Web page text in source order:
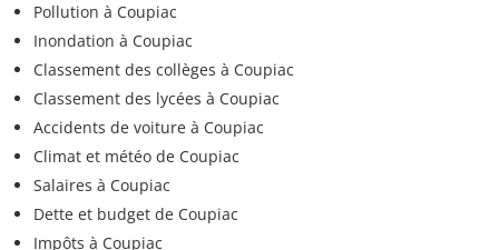
Pollution à Coupiac
Inondation à Coupiac
Classement des collèges à Coupiac
Classement des lycées à Coupiac
Accidents de voiture à Coupiac
Climat et météo de Coupiac
Salaires à Coupiac
Dette et budget de Coupiac
Impôts à Coupiac